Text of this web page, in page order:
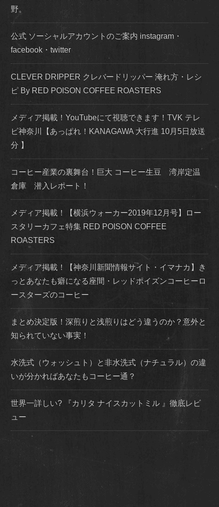
野。
公式 ソーシャルアカウントのご案内 instagram・
facebook・twitter
CLEVER DRIPPER クレバードリッパー 淹れ方・レシ
ピ By RED POISON COFFEE ROASTERS
メディア掲載！YouTubeにて視聴できます！TVK テレ
ビ神奈川【あっぱれ！KANAGAWA 大行進 10月5日放送
分 】
コーヒー産業の裏舞台！巨大 コーヒー生豆 湾岸定温
倉庫 潜入レポート！
メディア掲載！【横浜ウォーカー2019年12月号】ロー
スタリーカフェ特集 RED POISON COFFEE
ROASTERS
メディア掲載！【神奈川新聞情報サイト・イマナカ】き
っとあなたも癖になる座間・レッドポイズンコーヒーロ
ースターズのコーヒー
まとめ決定版！深煎りと浅煎りはどう違うのか？意外と
知られていない事実！
水洗式（ウォッシュト）と非水洗式（ナチュラル）の違
いが分かればあなたもコーヒー通？
世界一詳しい? 『カリタ ナイスカットミル 』徹底レビ
ュー